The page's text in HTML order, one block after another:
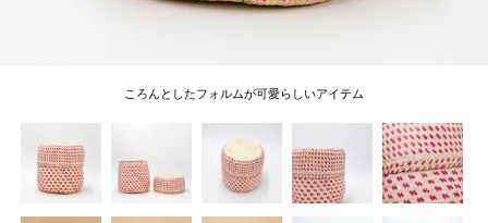
ころんとしたフォルムが可愛らしいアイテム